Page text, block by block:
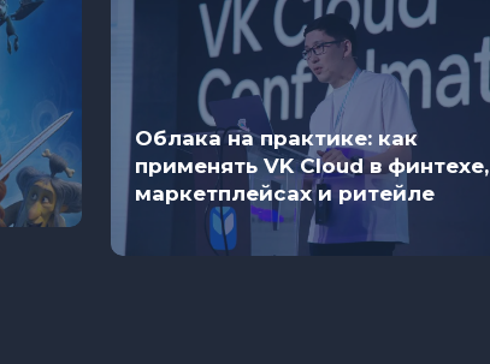
Облака на практике: как
применять VK Cloud в финтехе,
маркетплейсах и ритейле